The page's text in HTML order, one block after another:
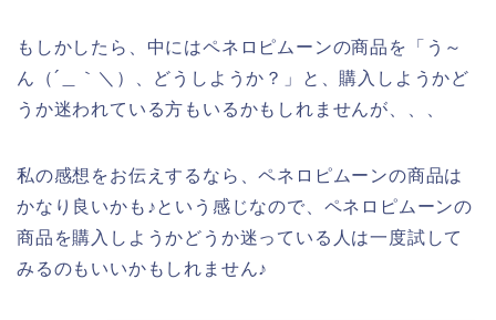
もしかしたら、中にはペネロピムーンの商品を「う～
ん（´＿｀＼）、どうしようか？」と、購入しようかど
うか迷われている方もいるかもしれませんが、、、
私の感想をお伝えするなら、ペネロピムーンの商品は
かなり良いかも♪という感じなので、ペネロピムーンの
商品を購入しようかどうか迷っている人は一度試して
みるのもいいかもしれません♪